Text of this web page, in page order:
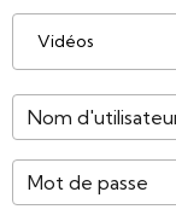
Vidéos